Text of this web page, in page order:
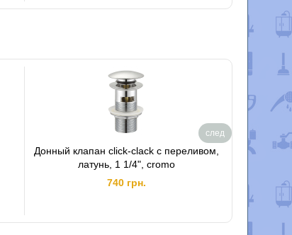
Донный клапан click-clack с переливом,
латунь, 1 1/4", cromo
740 грн.
след